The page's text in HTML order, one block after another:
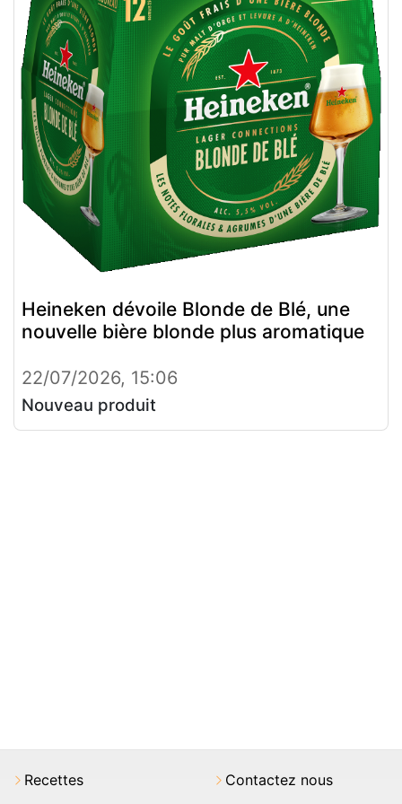
Heineken dévoile Blonde de Blé, une
nouvelle bière blonde plus aromatique
22/07/2026, 15:06
Nouveau produit
Recettes
Contactez nous